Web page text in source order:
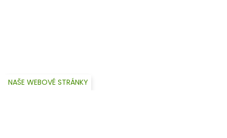
NAŠE WEBOVÉ STRÁNKY